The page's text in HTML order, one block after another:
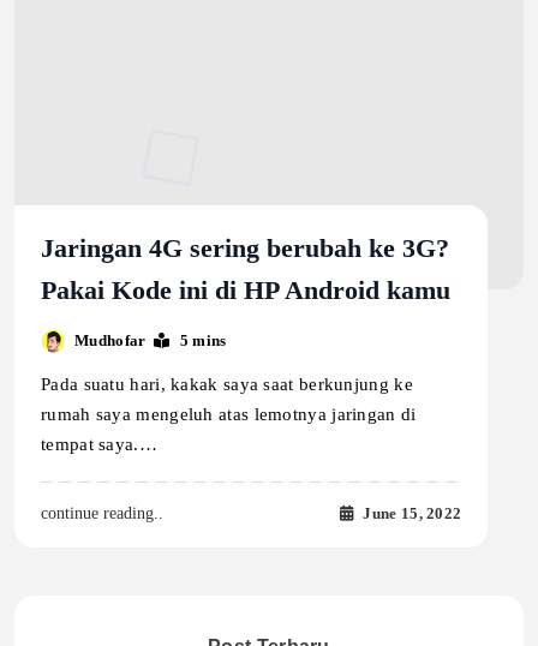
Jaringan 4G sering berubah ke 3G?
Pakai Kode ini di HP Android kamu
Mudhofar 5 mins
Pada suatu hari, kakak saya saat berkunjung ke
rumah saya mengeluh atas lemotnya jaringan di
tempat saya.…
continue reading.. June 15, 2022